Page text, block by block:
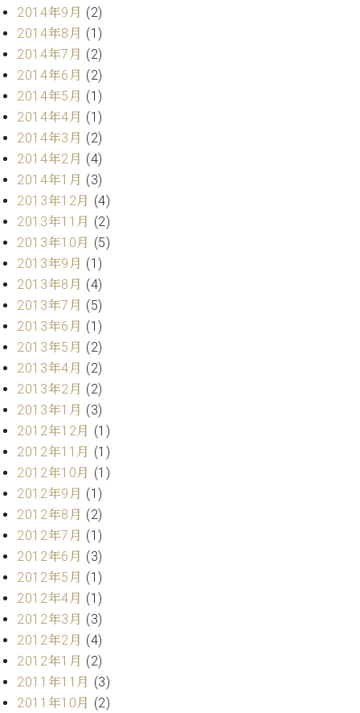
ク
セ
ス
お
問
い
わ
せ
ー
テ
ィ
ス
ト
カ
ス
タ
マ
ー
サ
ー
ス
(
調
律
)
ア
フ
タ
ー
サ
ビ
ス
(調
2014年9月 (2)
2014年8月 (1)
2014年7月 (2)
2014年6月 (2)
2014年5月 (1)
2014年4月 (1)
2014年3月 (2)
2014年2月 (4)
2014年1月 (3)
2013年12月 (4)
2013年11月 (2)
2013年10月 (5)
2013年9月 (1)
2013年8月 (4)
2013年7月 (5)
2013年6月 (1)
2013年5月 (2)
2013年4月 (2)
2013年2月 (2)
2013年1月 (3)
2012年12月 (1)
2012年11月 (1)
2012年10月 (1)
2012年9月 (1)
2012年8月 (2)
2012年7月 (1)
2012年6月 (3)
2012年5月 (1)
2012年4月 (1)
2012年3月 (3)
2012年2月 (4)
2012年1月 (2)
2011年11月 (3)
2011年10月 (2)